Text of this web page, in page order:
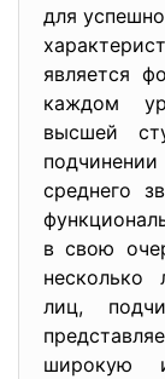
для
является
каждом
высшей
среднего
в свою
несколько
лиц,
широкую